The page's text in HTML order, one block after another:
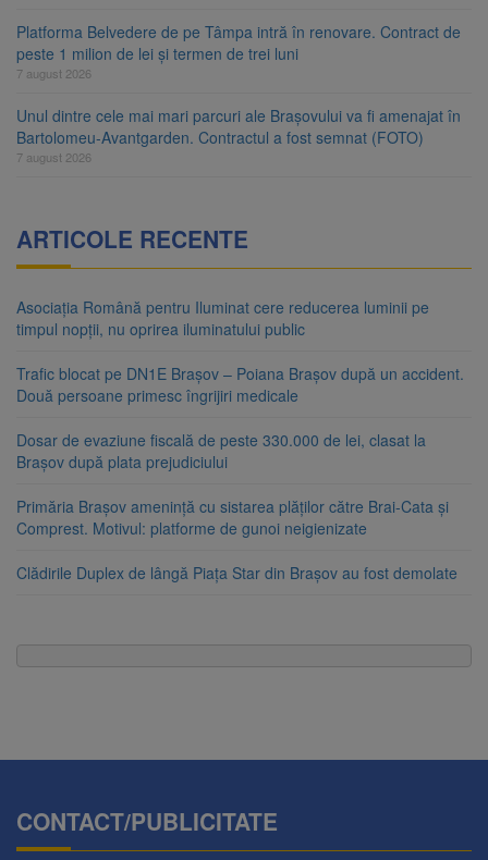
Platforma Belvedere de pe Tâmpa intră în renovare. Contract de
peste 1 milion de lei și termen de trei luni
7 august 2026
Unul dintre cele mai mari parcuri ale Brașovului va fi amenajat în
Bartolomeu-Avantgarden. Contractul a fost semnat (FOTO)
7 august 2026
ARTICOLE RECENTE
Asociația Română pentru Iluminat cere reducerea luminii pe
timpul nopții, nu oprirea iluminatului public
Trafic blocat pe DN1E Brașov – Poiana Brașov după un accident.
Două persoane primesc îngrijiri medicale
Dosar de evaziune fiscală de peste 330.000 de lei, clasat la
Brașov după plata prejudiciului
Primăria Brașov amenință cu sistarea plăților către Brai-Cata și
Comprest. Motivul: platforme de gunoi neigienizate
Clădirile Duplex de lângă Piața Star din Brașov au fost demolate
CONTACT/PUBLICITATE